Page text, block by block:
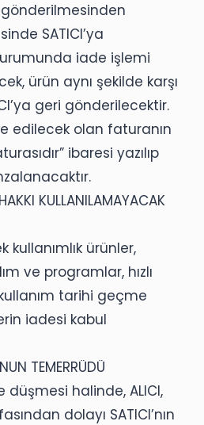
SATICI’ya
iade işlemi
ürün aynı şekilde karşı
geri gönderilecektir.
edilecek olan faturanın
ibaresi yazılıp
KULLANILAMAYACAK
kullanımlık ürünler,
ve programlar, hızlı
tarihi geçme
iadesi kabul
TEMERRÜDÜ
düşmesi halinde, ALICI,
dolayı SATICI’nın